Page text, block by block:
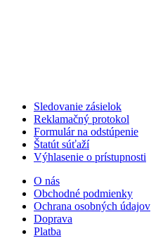
Sledovanie zásielok
Reklamačný protokol
Formulár na odstúpenie
Štatút súťaží
Výhlasenie o prístupnosti
O nás
Obchodné podmienky
Ochrana osobných údajov
Doprava
Platba